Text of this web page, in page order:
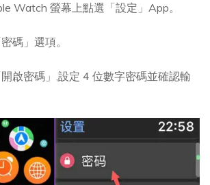
Watch 螢幕上點選「設定」App。
碼」選項。
啟密碼」,設定 4 位數字密碼並確認輸